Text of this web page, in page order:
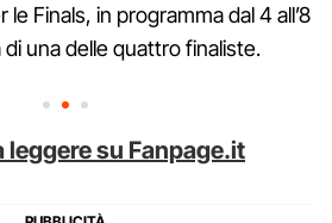
Finals, in programma dal 4 all’8
una delle quattro finaliste.
leggere su Fanpage.it